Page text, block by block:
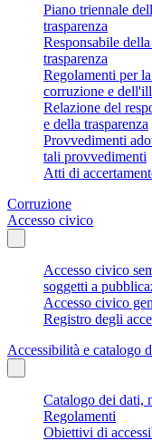
Piano triennale
trasparenza
Responsabile
trasparenza
Regolamenti per
corruzione e
Relazione del
e della trasparenza
Provvedimenti
tali provvedimenti
Atti di
Corruzione
Accesso civico
Accesso civico
soggetti a
Accesso civico
Registro degli
Accessibilità e catalogo
Catalogo dei dati,
Regolamenti
Obiettivi di